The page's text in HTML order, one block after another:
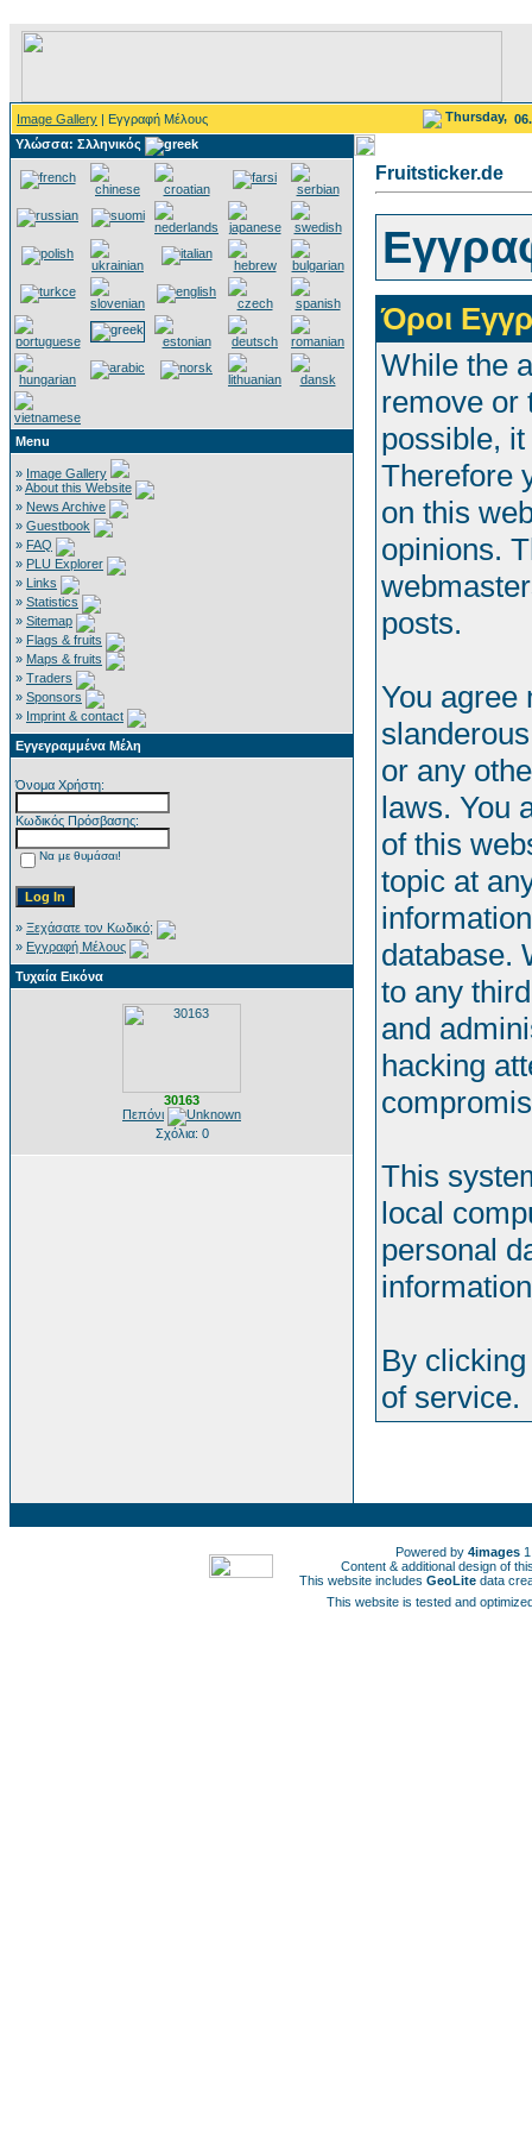
Image Gallery | Εγγραφή Μέλους Thursday,
Υλώσσα: Σλληνικός
Menu
» Image Gallery
»About this Website
» News Archive
» Guestbook
» FAQ
» PLU Explorer
» Links
» Statistics
» Sitemap
» Flags & fruits
» Maps & fruits
» Traders
» Sponsors
» Imprint & contact
Εγγεγραμμένα Μέλη
Όνομα Χρήστη:
Κωδικός Πρόσβασης:
Να με θυμάσαι!
» Ξεχάσατε τον Κωδικό;
» Εγγραφή Μέλους
Τυχαία Εικόνα
30163
Πεπόνι
Σχόλια: 0
Fruitsticker.de
Όροι
While the
remove or
possible,
Therefore
on this
opinions.
posts.
You agree
or any
laws. You
of this
topic at
database.
to any
and
hacking
This
local
personal
By
of service.
Powered by 4images
Content & additional design of
This website includes GeoLite data
This website is tested and